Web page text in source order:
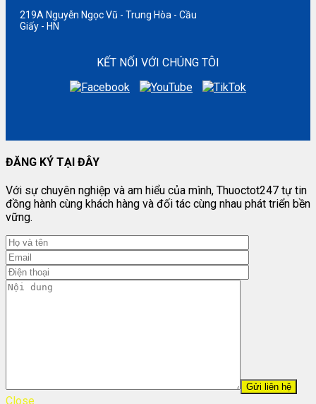
219A Nguyễn Ngọc Vũ - Trung Hòa - Cầu
Giấy - HN
KẾT NỐI VỚI CHÚNG TÔI
ĐĂNG KÝ TẠI ĐÂY
Với sự chuyên nghiệp và am hiểu của mình, Thuoctot247 tự tin
đồng hành cùng khách hàng và đối tác cùng nhau phát triển bền
vững.
Close